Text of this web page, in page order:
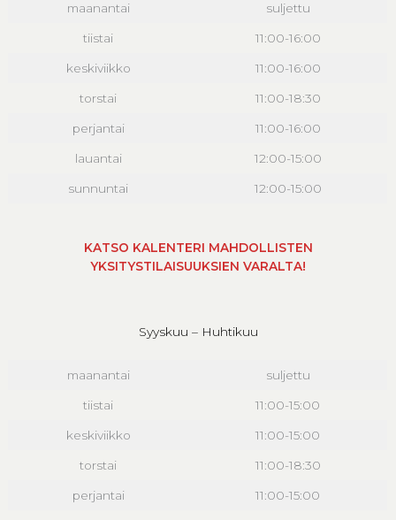
maanantai suljettu
tiistai 11:00-16:00
keskiviikko 11:00-16:00
torstai 11:00-18:30
perjantai 11:00-16:00
lauantai 12:00-15:00
sunnuntai 12:00-15:00
KATSO KALENTERI MAHDOLLISTEN
YKSITYSTILAISUUKSIEN VARALTA!
Syyskuu – Huhtikuu
maanantai suljettu
tiistai 11:00-15:00
keskiviikko 11:00-15:00
torstai 11:00-18:30
perjantai 11:00-15:00